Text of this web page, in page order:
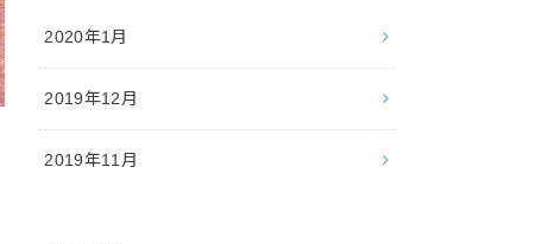
2020年1月
2019年12月
2019年11月